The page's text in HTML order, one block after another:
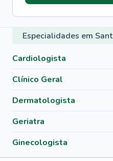
Especialidades em
Cardiologista
Clínico Geral
Dermatologista
Geriatra
Ginecologista